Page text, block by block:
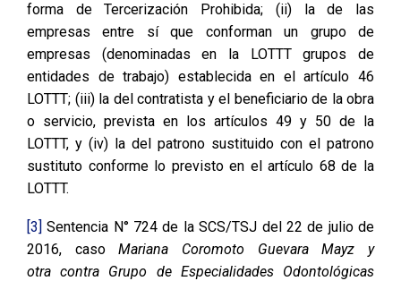
forma de Tercerización Prohibida; (ii) la de las
empresas entre sí que conforman un grupo de
empresas (denominadas en la LOTTT grupos de
entidades de trabajo) establecida en el artículo 46
LOTTT; (iii) la del contratista y el beneficiario de la obra
o servicio, prevista en los artículos 49 y 50 de la
LOTTT, y (iv) la del patrono sustituido con el patrono
sustituto conforme lo previsto en el artículo 68 de la
LOTTT.
[3] Sentencia N° 724 de la SCS/TSJ del 22 de julio de
2016, casoMariana Coromoto Guevara Mayz y
otra contra Grupo de Especialidades Odontológicas